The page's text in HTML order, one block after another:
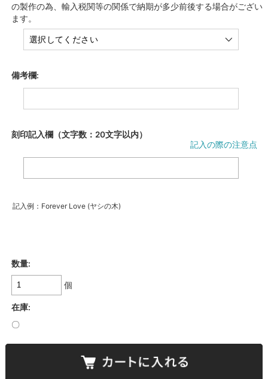
の製作の為、輸入税関等の関係で納期が多少前後する場合がござい
ます。
備考欄:
刻印記入欄（文字数：20文字以内）
記入の際の注意点
記入例：Forever Love (ヤシの木)
数量:
個
在庫:
〇